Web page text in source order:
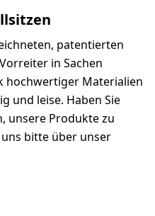
patentierten
in Sachen
hochwertiger Materialien
und leise. Haben Sie
unsere Produkte zu
bitte über unser